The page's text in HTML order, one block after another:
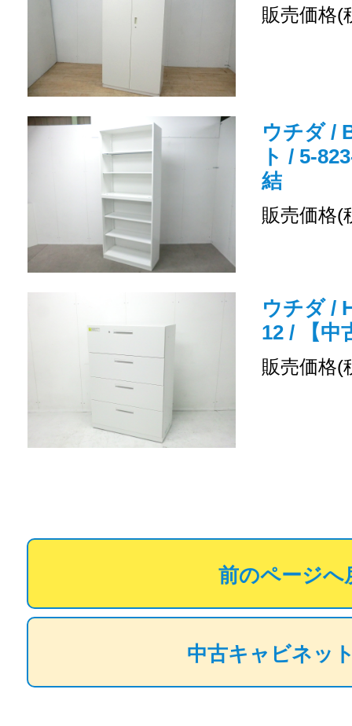
販売価格(
ウチダ /
ト / 5-
結
販売価格(
ウチダ /
12 / 【中
販売価格(
前のページへ
中古キャビネッ